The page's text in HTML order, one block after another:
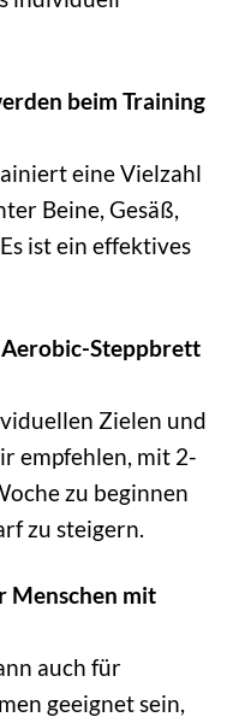
beim Training
eine Vielzahl
Beine, Gesäß,
ist ein effektives
Steppbrett
Zielen und
empfehlen, mit 2-
zu beginnen
zu steigern.
Menschen mit
auch für
geeignet sein,